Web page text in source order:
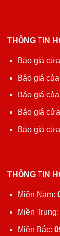
THÔNG TIN
Báo giá
Báo giá
Báo giá
Báo giá
Báo giá
THÔNG TIN
Miền Nam:
Miền Trung:
Miền Bắc: